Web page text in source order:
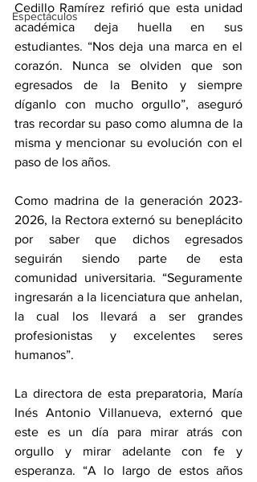
Espectáculos
Cedillo Ramírez refirió que esta unidad
académica deja huella en sus
estudiantes. “Nos deja una marca en el
corazón. Nunca se olviden que son
egresados de la Benito y siempre
díganlo con mucho orgullo”, aseguró
tras recordar su paso como alumna de la
misma y mencionar su evolución con el
paso de los años.
Como madrina de la generación 2023-
2026, la Rectora externó su beneplácito
por saber que dichos egresados
seguirán siendo parte de esta
comunidad universitaria. “Seguramente
ingresarán a la licenciatura que anhelan,
la cual los llevará a ser grandes
profesionistas y excelentes seres
humanos”.
La directora de esta preparatoria, María
Inés Antonio Villanueva, externó que
este es un día para mirar atrás con
orgullo y mirar adelante con fe y
esperanza. “A lo largo de estos años